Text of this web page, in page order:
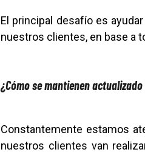
El principal desafío es
nuestros clientes, en base a
¿Cómo se mantienen
Constantemente estamos
nuestros clientes van